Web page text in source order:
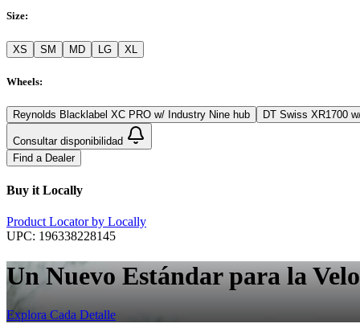
Size:
XS SM MD LG XL
Wheels:
Reynolds Blacklabel XC PRO w/ Industry Nine hub DT Swiss XR1700
Consultar disponibilidad
Find a Dealer
Buy it Locally
Product Locator by Locally
UPC: 196338228145
Un Nuevo Estándar para la
Explora Cada Detalle